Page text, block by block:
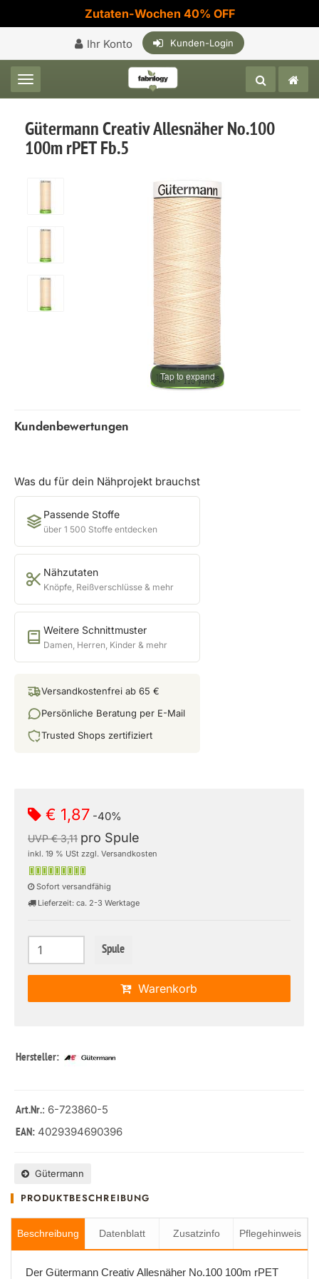
Zutaten-Wochen 40% OFF
Ihr Konto Kunden-Login
Toggle navigation
Gütermann Creativ Allesnäher No.100
100m rPET Fb.5
Tap to expand
Kundenbewertungen
Was du für dein Nähprojekt brauchst
Passende Stoffe
über 1 500 Stoffe entdecken
Nähzutaten
Knöpfe, Reißverschlüsse & mehr
Weitere Schnittmuster
Damen, Herren, Kinder & mehr
Versandkostenfrei ab 65 €
Persönliche Beratung per E-Mail
Trusted Shops zertifiziert
€ 1,87 -40%
UVP € 3,11 pro Spule
inkl. 19 % USt zzgl. Versandkosten
Sofort versandfähig
Lieferzeit: ca. 2-3 Werktage
Spule
Warenkorb
Hersteller:
Art.Nr.: 6-723860-5
EAN: 4029394690396
Gütermann
PRODUKTBESCHREIBUNG
Beschreibung Datenblatt Zusatzinfo Pflegehinweis
Der Gütermann Creativ Allesnäher No.100 100m rPET